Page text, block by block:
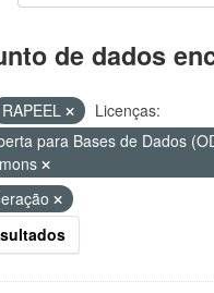
de dados
RAPEEL
Licenças:
para Bases de Dados